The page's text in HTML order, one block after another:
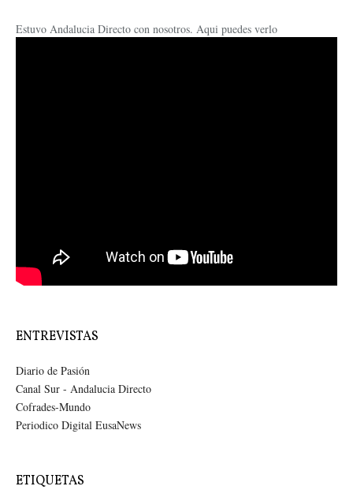
Estuvo Andalucia Directo con nosotros. Aqui puedes verlo
ENTREVISTAS
Diario de Pasión
Canal Sur - Andalucia Directo
Cofrades-Mundo
Periodico Digital EusaNews
ETIQUETAS